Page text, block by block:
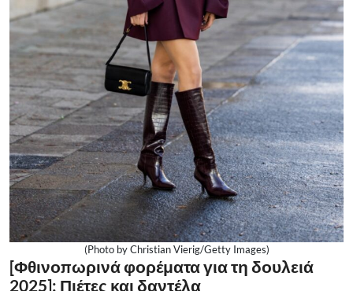
(Photo by Christian Vierig/Getty Images)
[Φθινοπωρινά φορέματα για τη δουλειά
2025]: Πιέτες και δαντέλα